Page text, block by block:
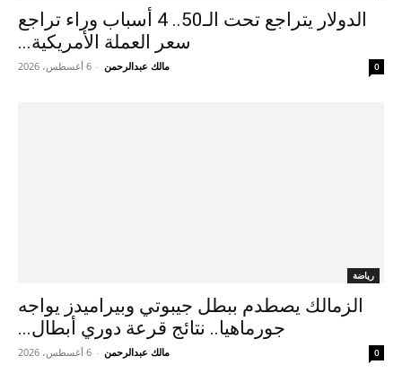
الدولار يتراجع تحت الـ50.. 4 أسباب وراء تراجع
سعر العملة الأمريكية...
مالك عبدالرحمن - 6 أغسطس، 2026 0
رياضة
الزمالك يصطدم ببطل جيبوتي وبيراميدز يواجه
جورماهيا.. نتائج قرعة دوري أبطال...
مالك عبدالرحمن - 6 أغسطس، 2026 0